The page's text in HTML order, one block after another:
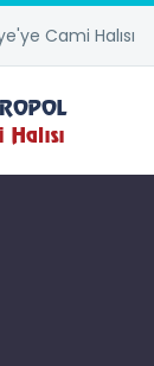
Cami Halısı